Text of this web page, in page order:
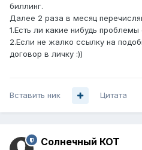
биллинг.
Далее 2 раза в месяц
1.Есть ли какие нибудь
2.Если не жалко ссылку на
договор в личку :))
Вставить ник Цитата
Солнечный КОТ